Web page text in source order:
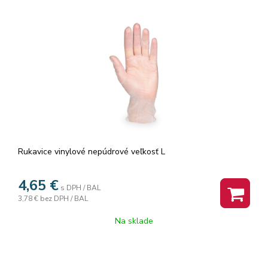
Rukavice vinylové nepúdrové veľkosť L
4,65 € s DPH / BAL
3,78 € bez DPH / BAL
Na sklade